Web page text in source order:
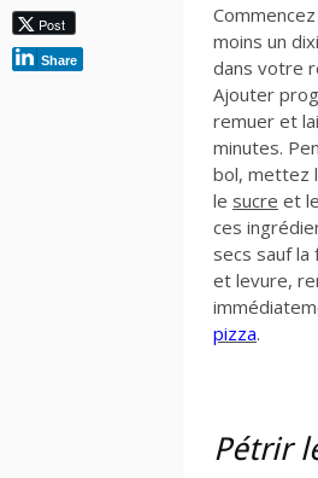
moins un
dans votre
Ajouter
remuer et
minutes.
bol, mettez
le sucre et
ces
secs sauf la
et levure,
pizza.
Pétrir
Post
Share